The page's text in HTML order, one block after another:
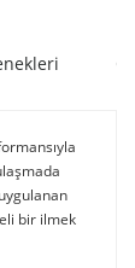
bir ilmek